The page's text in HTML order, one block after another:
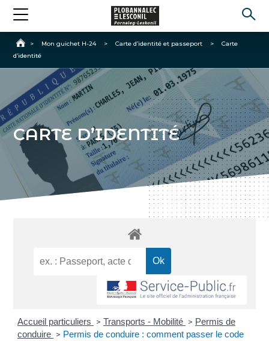
Accueil
> Mon guichet H-24 > Carte d’identité et passeport >
Carte
d’identité
CARTE D’IDENTITÉ
Accueil particuliers > Transports - Mobilité > Permis de
conduire > Permis de conduire : comment passer le code